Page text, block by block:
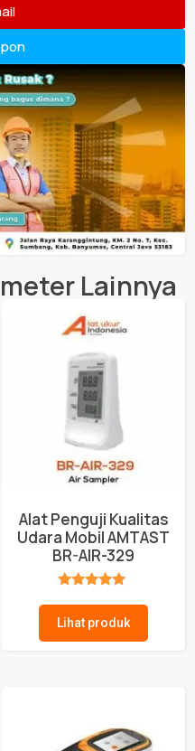
Lainnya
Alat Penguji Kualitas
Udara Mobil AMTAST
BR-AIR-329
Lihat produk